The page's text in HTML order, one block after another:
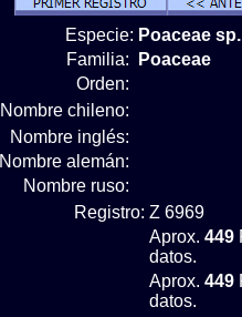
Especie: Poaceae
Familia:
Poaceae
Orden:
Nombre chileno:
Nombre inglés:
Nombre alemán:
Nombre ruso:
Registro: Z 6969
Aprox. 449
datos.
Aprox. 449
datos.